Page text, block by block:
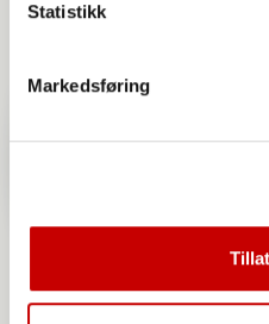
Statistikk
Markedsføring